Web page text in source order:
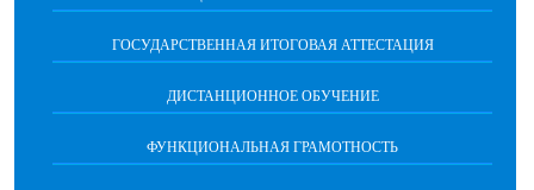
ГОСУДАРСТВЕННАЯ ИТОГОВАЯ АТТЕСТАЦИЯ
ДИСТАНЦИОННОЕ ОБУЧЕНИЕ
ФУНКЦИОНАЛЬНАЯ ГРАМОТНОСТЬ